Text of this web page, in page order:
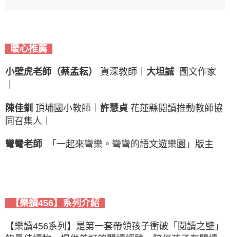
暖心推薦
小壁虎老師（蔡孟耘） 資深教師｜ 大坦誠圖文作家
陳佳釧 頂埔國小教師｜ 許慧貞 花蓮縣閱讀推動教師協
同召集人｜
彎彎老師 「一起來彎樂。彎彎的語文遊樂園」版主
【樂讀456】系列介紹
【樂讀456系列】是第一套帶領孩子衝破「閱讀之壁」